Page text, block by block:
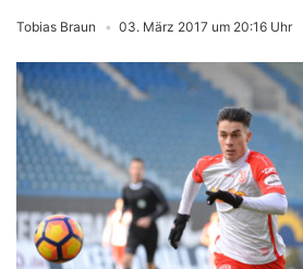
Tobias Braun 03. März 2017 um 20:16 Uhr